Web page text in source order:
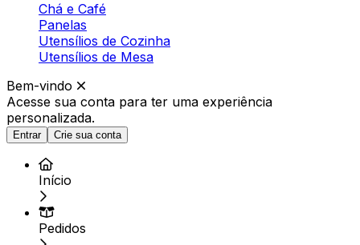
Chá e Café
Panelas
Utensílios de Cozinha
Utensílios de Mesa
Bem-vindo
Acesse sua conta para ter uma experiência
personalizada.
Entrar Crie sua conta
Início
Pedidos